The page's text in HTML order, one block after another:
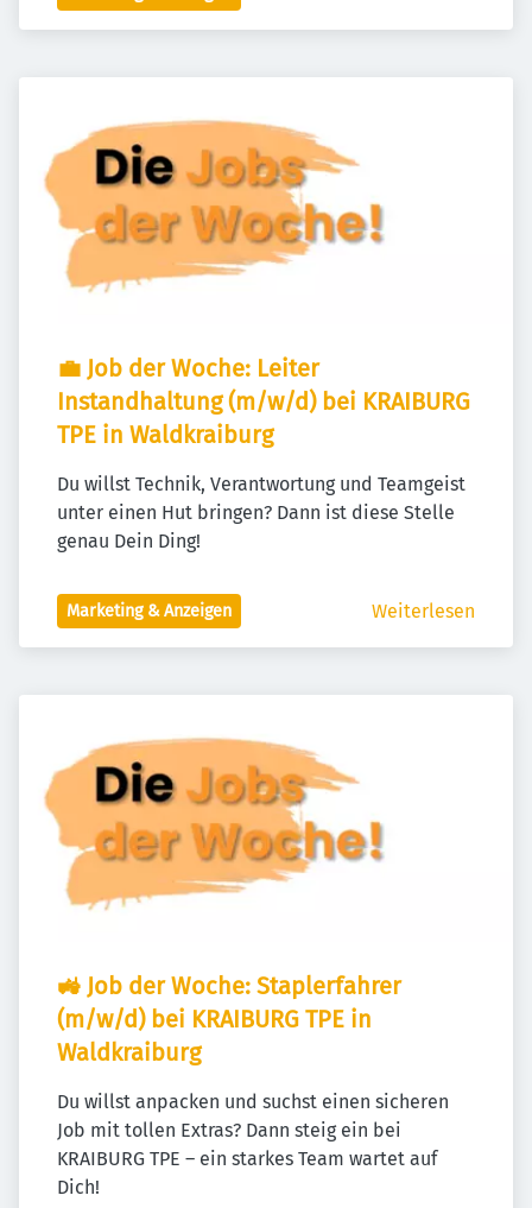
💼 Job der Woche: Leiter
Instandhaltung (m/w/d) bei KRAIBURG
TPE in Waldkraiburg
Du willst Technik, Verantwortung und Teamgeist
unter einen Hut bringen? Dann ist diese Stelle
genau Dein Ding!
Marketing & Anzeigen Weiterlesen
🚜 Job der Woche: Staplerfahrer
(m/w/d) bei KRAIBURG TPE in
Waldkraiburg
Du willst anpacken und suchst einen sicheren
Job mit tollen Extras? Dann steig ein bei
KRAIBURG TPE – ein starkes Team wartet auf
Dich!